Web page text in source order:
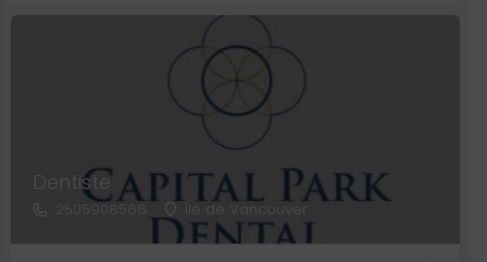
Dentiste
2505908566 Île de Vancouver